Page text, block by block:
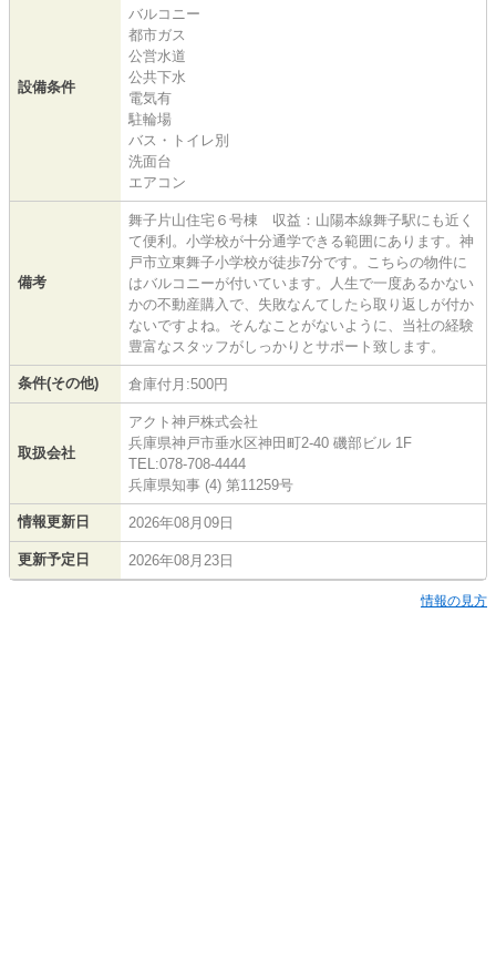
設備条件
バルコニー
都市ガス
公営水道
公共下水
電気有
駐輪場
バス・トイレ別
洗面台
エアコン
備考
舞子片山住宅６号棟 収益：山陽本線舞子駅にも近く
て便利。小学校が十分通学できる範囲にあります。神
戸市立東舞子小学校が徒歩7分です。こちらの物件に
はバルコニーが付いています。人生で一度あるかない
かの不動産購入で、失敗なんてしたら取り返しが付か
ないですよね。そんなことがないように、当社の経験
豊富なスタッフがしっかりとサポート致します。
条件(その他) 倉庫付月:500円
取扱会社
アクト神戸株式会社
兵庫県神戸市垂水区神田町2-40 磯部ビル 1F
TEL:078-708-4444
兵庫県知事 (4) 第11259号
情報更新日 2026年08月09日
更新予定日 2026年08月23日
情報の見方